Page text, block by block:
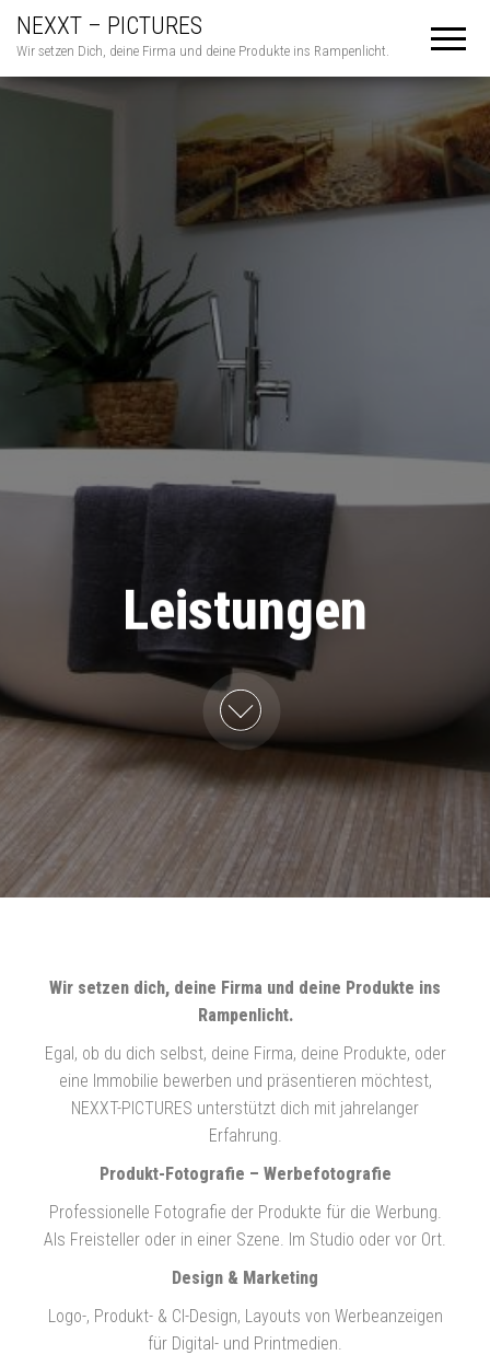
NEXXT – PICTURES
Wir setzen Dich, deine Firma und deine Produkte ins Rampenlicht.
Leistungen
Wir setzen dich, deine Firma und deine Produkte ins
Rampenlicht.
Egal, ob du dich selbst, deine Firma, deine Produkte, oder
eine Immobilie bewerben und präsentieren möchtest,
NEXXT-PICTURES unterstützt dich mit jahrelanger
Erfahrung.
Produkt-Fotografie – Werbefotografie
Professionelle Fotografie der Produkte für die Werbung.
Als Freisteller oder in einer Szene. Im Studio oder vor Ort.
Design & Marketing
Logo-, Produkt- & CI-Design, Layouts von Werbeanzeigen
für Digital- und Printmedien.